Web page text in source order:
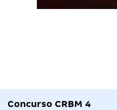
Concurso CRBM 4